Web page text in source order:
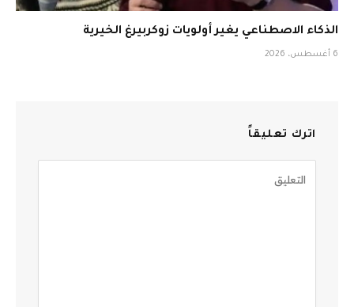
الذكاء الاصطناعي يغير أولويات زوكربيرغ الخيرية
6 أغسطس، 2026
اترك تعليقاً